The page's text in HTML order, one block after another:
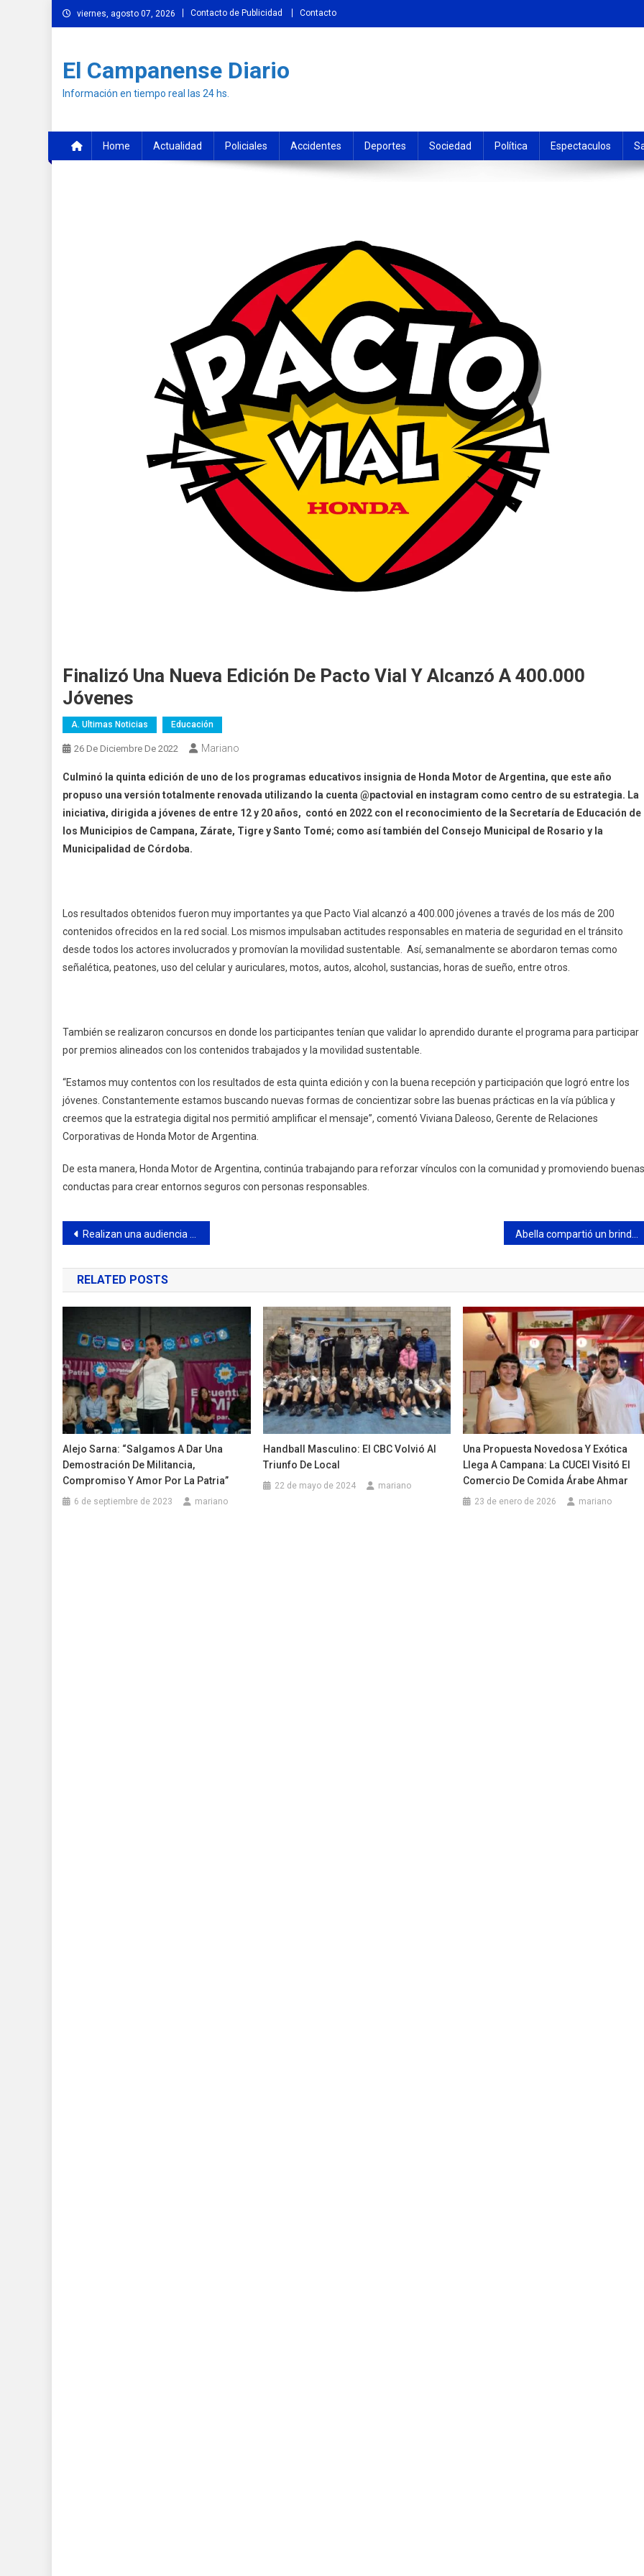
Skip
to
viernes, agosto 07, 2026 Contacto de Publicidad Contacto
El Campanense Diario
Información en tiempo real las 24 hs.
Home Actualidad Policiales Accidentes Deportes Sociedad Política Espectaculos
Finalizó Una Nueva Edición De Pacto Vial Y Alcanzó A 400.000
Jóvenes
A. Ultimas Noticias Educación
26 De Diciembre De 2022 Mariano
Culminó la quinta edición de uno de los programas educativos insignia de Honda Motor de Argentina, que este año
propuso una versión totalmente renovada utilizando la cuenta @pactovial en instagram como centro de su estrategia. La
iniciativa, dirigida a jóvenes de entre 12 y 20 años, contó en 2022 con el reconocimiento de la Secretaría de Educación de
los Municipios de Campana, Zárate, Tigre y Santo Tomé; como así también del Consejo Municipal de Rosario y la
Municipalidad de Córdoba.
Los resultados obtenidos fueron muy importantes ya que Pacto Vial alcanzó a 400.000 jóvenes a través de los más de 200
contenidos ofrecidos en la red social. Los mismos impulsaban actitudes responsables en materia de seguridad en el tránsito
desde todos los actores involucrados y promovían la movilidad sustentable. Así, semanalmente se abordaron temas como
señalética, peatones, uso del celular y auriculares, motos, autos, alcohol, sustancias, horas de sueño, entre otros.
También se realizaron concursos en donde los participantes tenían que validar lo aprendido durante el programa para participar
por premios alineados con los contenidos trabajados y la movilidad sustentable.
“Estamos muy contentos con los resultados de esta quinta edición y con la buena recepción y participación que logró entre los
jóvenes. Constantemente estamos buscando nuevas formas de concientizar sobre las buenas prácticas en la vía pública y
creemos que la estrategia digital nos permitió amplificar el mensaje”, comentó Viviana Daleoso, Gerente de Relaciones
Corporativas de Honda Motor de Argentina.
De esta manera, Honda Motor de Argentina, continúa trabajando para reforzar vínculos con la comunidad y promoviendo buenas
conductas para crear entornos seguros con personas responsables.
Navegación
de
entradas
Realizan una audiencia pública para la actualización del Código de Planeamiento Urbano de Campana
RELATED POSTS
Alejo Sarna: “Salgamos A Dar Una
Demostración De Militancia,
Compromiso Y Amor Por La Patria”
6 de septiembre de 2023 mariano
Handball Masculino: El CBC Volvió Al
Triunfo De Local
22 de mayo de 2024 mariano
Una Propuesta Novedosa Y Exótica
Llega A Campana: La CUCEI Visitó El
Comercio De Comida Árabe Ahmar
23 de enero de 2026 mariano